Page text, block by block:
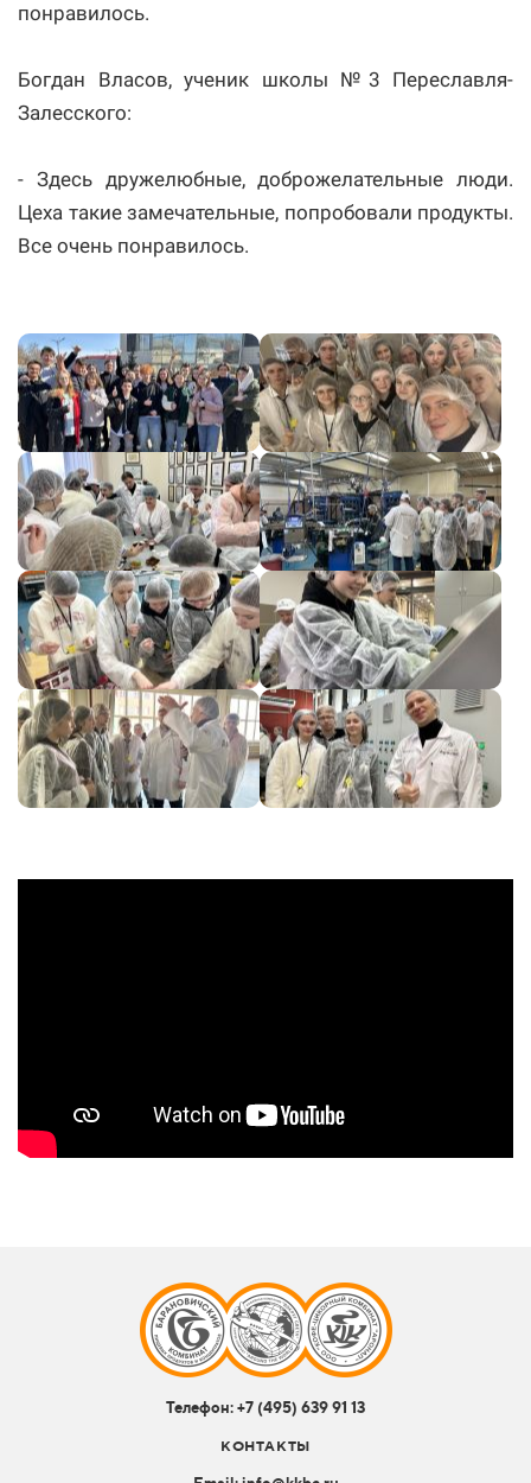
понравилось.
Богдан Власов, ученик школы №3 Переславля-
Залесского:
- Здесь дружелюбные, доброжелательные люди.
Цеха такие замечательные, попробовали продукты.
Все очень понравилось.
Телефон: +7 (495) 639 91 13
КОНТАКТЫ